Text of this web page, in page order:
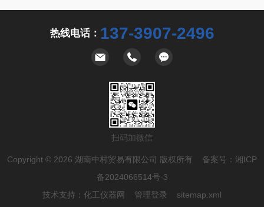
热线电话： 137-3907-2496
扫码加微信
Copyright © 2026 湖南中村贸易有限公司 版权所有 备案号： 湘ICP
备2024066514号-3
技术支持： 化工仪器网 管理登录 sitemap.xml